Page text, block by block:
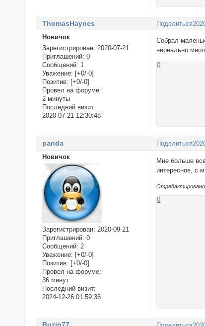
Поделиться
ThomasHaynes
Новичок
Зарегистрирован: 2020-07-21
Приглашений: 0
Сообщений: 1
Уважение: [+0/-0]
Позитив: [+0/-0]
Провел на форуме:
2 минуты
Последний визит:
2020-07-21 12:30:48
Собрал
нереально
0
Поделиться
panda
Новичок
Зарегистрирован: 2020-09-21
Приглашений: 0
Сообщений: 2
Уважение: [+0/-0]
Позитив: [+0/-0]
Провел на форуме:
36 минут
Последний визит:
2024-12-26 01:59:36
Мне больше
интересное, с
Отредактировано
0